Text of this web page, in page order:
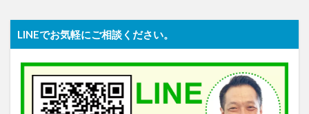
LINEでお気軽にご相談ください。